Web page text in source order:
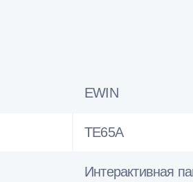
EWIN
TE65A
Интерактивная